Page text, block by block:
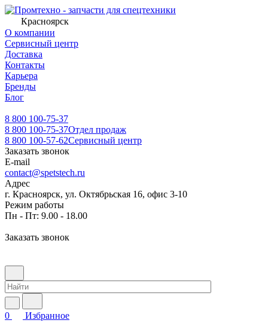
Красноярск
О компании
Сервисный центр
Доставка
Контакты
Карьера
Бренды
Блог
8 800 100-75-37
8 800 100-75-37Отдел продаж
8 800 100-57-62Сервисный центр
Заказать звонок
E-mail
contact@spetstech.ru
Адрес
г. Красноярск, ул. Октябрьская 16, офис 3-10
Режим работы
Пн - Пт: 9.00 - 18.00
Заказать звонок
0
Избранное